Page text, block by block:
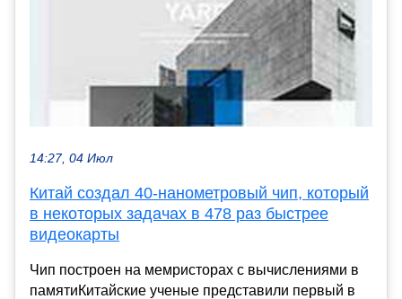
14:27, 04 Июл
Китай создал 40-нанометровый чип, который
в некоторых задачах в 478 раз быстрее
видеокарты
Чип построен на мемристорах с вычислениями в
памятиКитайские ученые представили первый в